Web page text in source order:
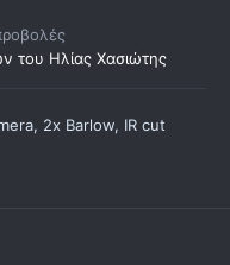
του Ηλίας Χασιώτης
2x Barlow, IR cut